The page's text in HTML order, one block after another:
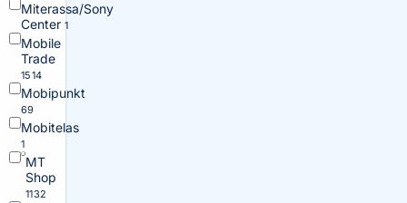
Miterassa/Sony
Center 1
Mobile
Trade
1514
Mobipunkt
69
Mobitelas
1
MT
Shop
1132